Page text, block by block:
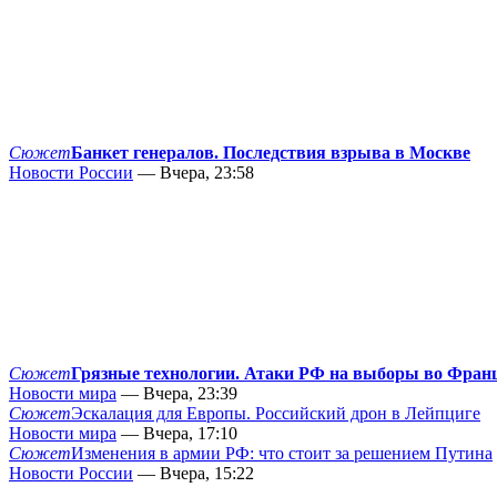
СюжетБанкет генералов. Последствия взрыва в Москве
Новости России — Вчера, 23:58
СюжетГрязные технологии. Атаки РФ на выборы во
Новости мира — Вчера, 23:39
СюжетЭскалация для Европы. Российский дрон в Лейпциге
Новости мира — Вчера, 17:10
СюжетИзменения в армии РФ: что стоит за решением Путина
Новости России — Вчера, 15:22